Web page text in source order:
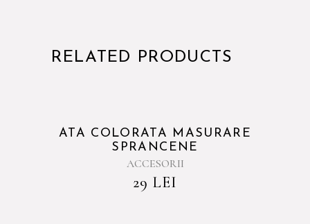
RELATED PRODUCTS
Sold
ATA COLORATA MASURARE
SPRANCENE
ACCESORII
29 LEI